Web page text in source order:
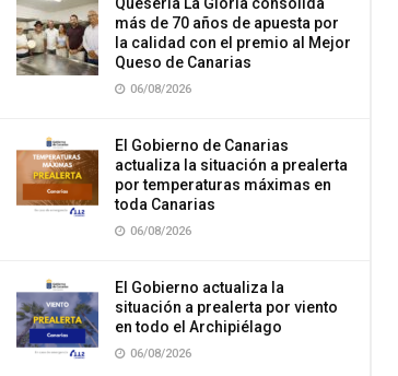
más de 70 años de apuesta por
la calidad con el premio al Mejor
Queso de Canarias
06/08/2026
El Gobierno de Canarias
actualiza la situación a prealerta
por temperaturas máximas en
toda Canarias
06/08/2026
El Gobierno actualiza la
situación a prealerta por viento
en todo el Archipiélago
06/08/2026